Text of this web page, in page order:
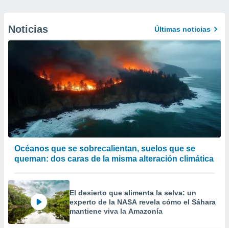
Noticias Últimas noticias
Océanos que se sobrecalientan, suelos que se
queman: dos caras de la misma alteración climática
El desierto que alimenta la selva: un
experto de la NASA revela cómo el Sáhara
mantiene viva la Amazonía